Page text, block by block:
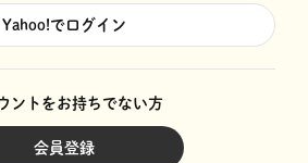
Yahoo!でログイン
ントをお持ちでない方
会員登録